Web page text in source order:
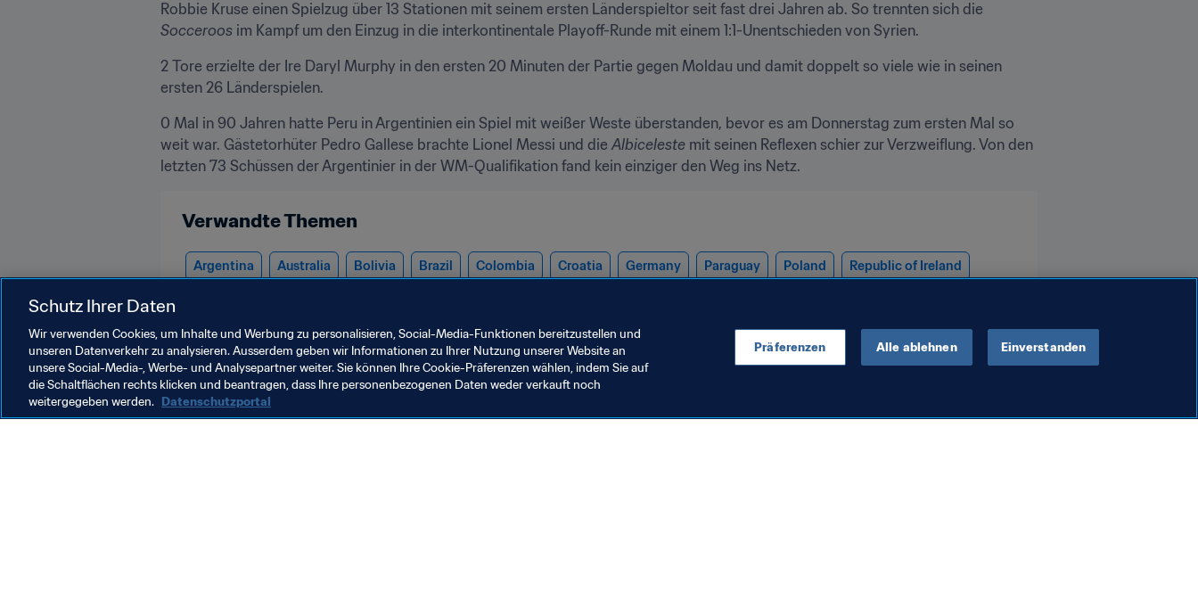
Socceroos im Kampf um den Einzug in die interkontinentale Playoff-Runde mit einem 1:1-Unentschieden von Syrien.
2 Tore erzielte der Ire Daryl Murphy in den ersten 20 Minuten der Partie gegen Moldau und damit doppelt so viele wie in seinen
ersten 26 Länderspielen.
0 Mal in 90 Jahren hatte Peru in Argentinien ein Spiel mit weißer Weste überstanden, bevor es am Donnerstag zum ersten Mal so
weit war. Gästetorhüter Pedro Gallese brachte Lionel Messi und die Albiceleste mit seinen Reflexen schier zur Verzweiflung. Von den
letzten 73 Schüssen der Argentinier in der WM-Qualifikation fand kein einziger den Weg ins Netz.
Verwandte Themen
Argentina Australia Bolivia Brazil Colombia Croatia Germany Paraguay Poland Republic of Ireland
Schutz Ihrer Daten
Wir verwenden Cookies, um Inhalte und Werbung zu personalisieren, Social-Media-Funktionen bereitzustellen und
unseren Datenverkehr zu analysieren. Ausserdem geben wir Informationen zu Ihrer Nutzung unserer Website an
unsere Social-Media-, Werbe- und Analysepartner weiter. Sie können Ihre Cookie-Präferenzen wählen, indem Sie auf
die Schaltflächen rechts klicken und beantragen, dass Ihre personenbezogenen Daten weder verkauft noch
weitergegeben werden. Datenschutzportal
Präferenzen Alle ablehnen Einverstanden